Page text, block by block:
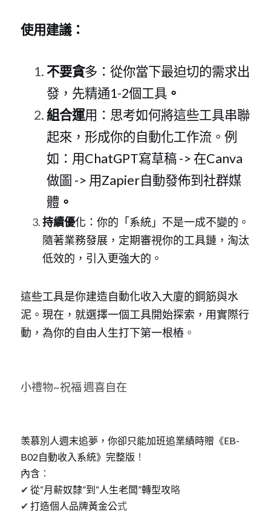
使用建議：
不要貪多：從你當下最迫切的需求出
發，先精通1-2個工具。
組合運用：思考如何將這些工具串聯
起來，形成你的自動化工作流。例
如： 用ChatGPT寫草稿 -> 在Canva
做圖 -> 用Zapier自動發佈到社群媒
體。
持續優化：你的「系統」不是一成不變的。
隨著業務發展，定期審視你的工具鏈，淘汰
低效的，引入更強大的。
這些工具是你建造自動化收入大廈的鋼筋與水
泥。現在，就選擇一個工具開始探索，用實際行
動，為你的自由人生打下第一根樁 。
小禮物~祝福 週喜自在
羡慕別人週末追夢，你卻只能加班追業績時贈 《EB-
B02自動收入系統》完整版 ！
內含 ：
✔ 從“月薪奴隸”到“人生老闆”轉型攻略
✔ 打造個人品牌黃金公式